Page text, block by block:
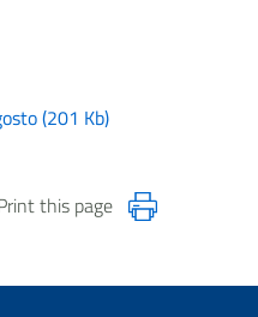
(201 Kb)
this page